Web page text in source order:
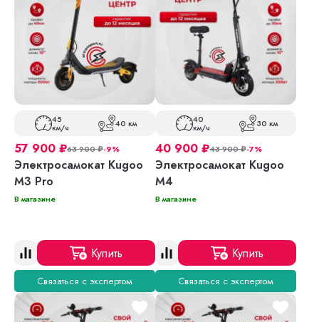
45
км/ч 40 км
57 900 ₽63 900₽-9%
Электросамокат Kugoo
M3 Pro
В магазине
Купить
Связаться с экспертом
40
км/ч 30 км
40 900 ₽43 900₽-7%
Электросамокат Kugoo
M4
В магазине
Купить
Связаться с экспертом